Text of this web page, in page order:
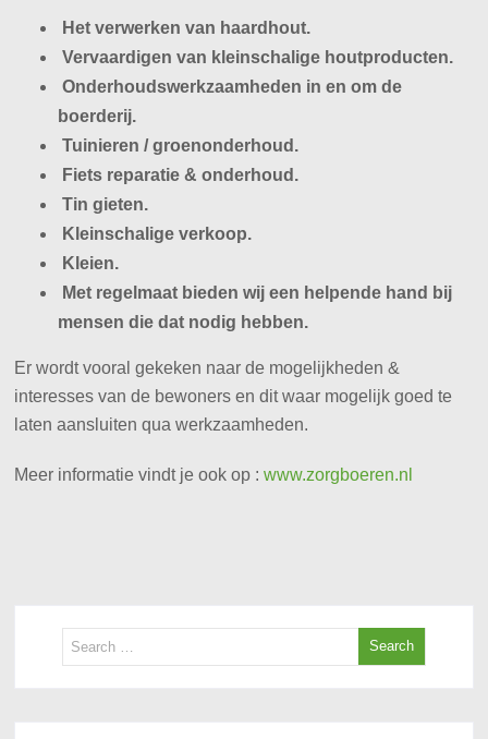
Het verwerken van haardhout.
Vervaardigen van kleinschalige houtproducten.
Onderhoudswerkzaamheden in en om de
boerderij.
Tuinieren / groenonderhoud.
Fiets reparatie & onderhoud.
Tin gieten.
Kleinschalige verkoop.
Kleien.
Met regelmaat bieden wij een helpende hand bij
mensen die dat nodig hebben.
Er wordt vooral gekeken naar de mogelijkheden &
interesses van de bewoners en dit waar mogelijk goed te
laten aansluiten qua werkzaamheden.
Meer informatie vindt je ook op :www.zorgboeren.nl